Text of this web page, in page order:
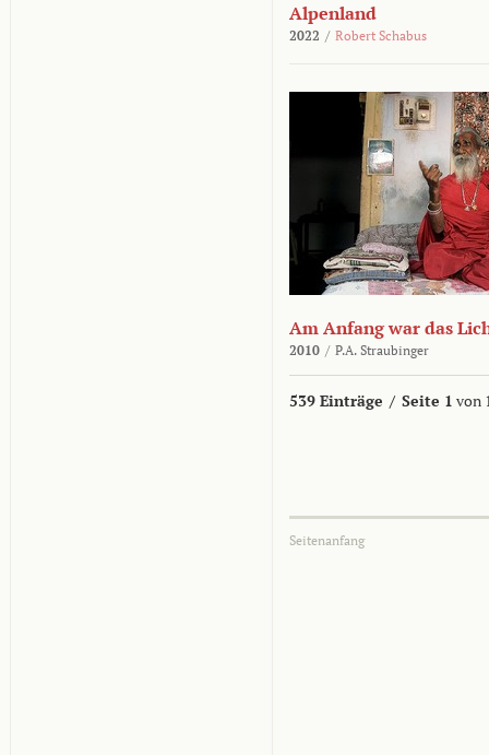
Alpenland
2022 / Robert Schabus
Am Anfang war das
2010 / P.A. Straubinger
539 Einträge / Seite 1 von
Seitenanfang